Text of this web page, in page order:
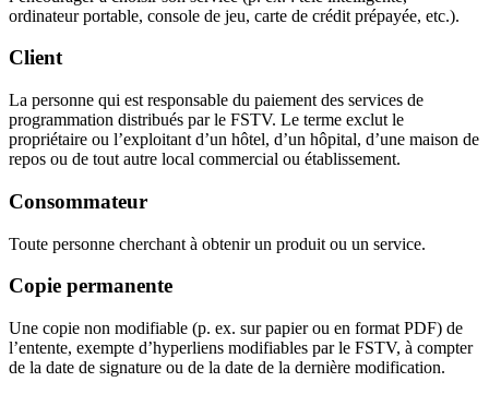
ordinateur portable, console de jeu, carte de crédit prépayée, etc.).
Client
La personne qui est responsable du paiement des services de
programmation distribués par le FSTV. Le terme exclut le
propriétaire ou l’exploitant d’un hôtel, d’un hôpital, d’une maison de
repos ou de tout autre local commercial ou établissement.
Consommateur
Toute personne cherchant à obtenir un produit ou un service.
Copie permanente
Une copie non modifiable (p. ex. sur papier ou en format PDF) de
l’entente, exempte d’hyperliens modifiables par le FSTV, à compter
de la date de signature ou de la date de la dernière modification.